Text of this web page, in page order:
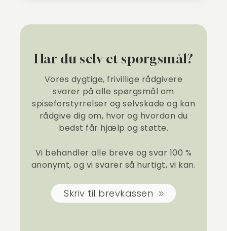
Har du selv et spørgsmål?
Vores dygtige, frivillige rådgivere
svarer på alle spørgsmål om
spiseforstyrrelser og selvskade og kan
rådgive dig om, hvor og hvordan du
bedst får hjælp og støtte.
Vi behandler alle breve og svar 100 %
anonymt, og vi svarer så hurtigt, vi kan.
Skriv til brevkassen